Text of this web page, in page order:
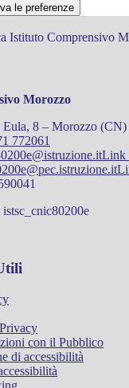
le preferenze
Istituto Comprensivo
Morozzo
8 – Morozzo (CN)
772061
Link
con il Pubblico
di accessibilità